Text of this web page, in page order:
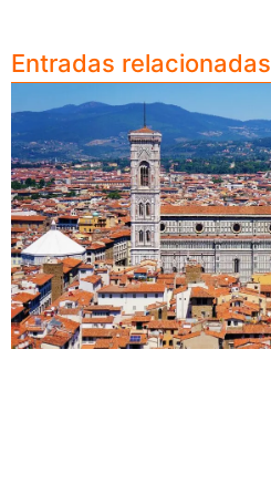
Entradas relacionadas